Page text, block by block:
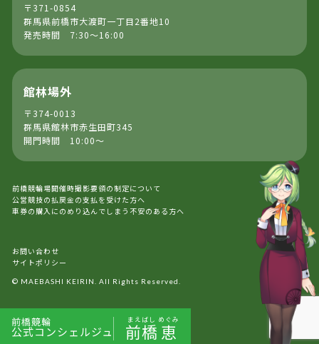
〒371-0854
群馬県前橋市大渡町一丁目2番地10
発売時間 7:30～16:00
館林場外
〒374-0013
群馬県館林市赤生田町345
開門時間 10:00～
前橋競輪場開催時撮影要領の制定について
公営競技の払戻金の支払を受けた方へ
車券の購入にのめり込んでしまう不安のある方へ
お問い合わせ
サイトポリシー
© MAEBASHI KEIRIN. All Rights Reserved.
前橋競輪
公式コンシェルジュ
まえばし
前橋
めぐみ
恵